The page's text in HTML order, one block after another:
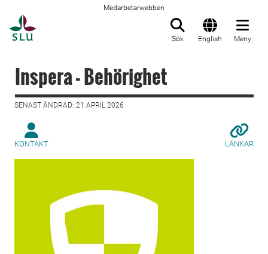
Medarbetarwebben
Sök English Meny
Inspera - Behörighet
SENAST ÄNDRAD: 21 APRIL 2026
KONTAKT LÄNKAR